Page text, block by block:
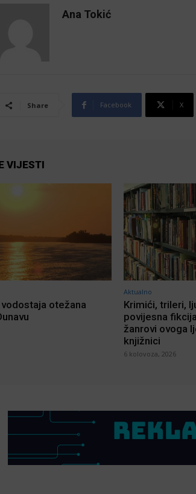
Ana Tokić
Share Facebook X
VIJESTI
otežana
Aktualno
Krimići, trileri,
povijesna
žanrovi ovoga
knjižnici
6 kolovoza, 2026